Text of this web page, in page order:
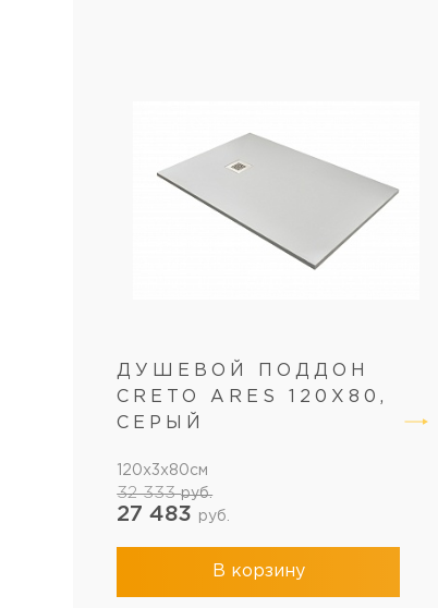
ДУШЕВОЙ ПОДДОН
CRETO ARES 120X80,
СЕРЫЙ
120x3x80см
32 333руб.
27 483 руб.
В корзину